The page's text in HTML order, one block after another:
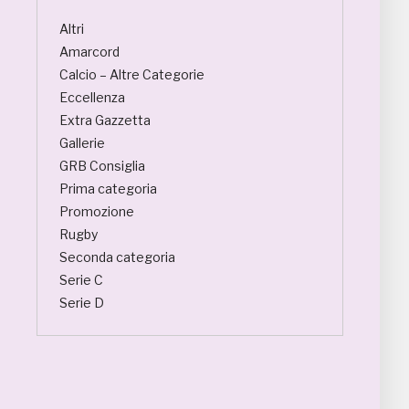
Altri
Amarcord
Calcio – Altre Categorie
Eccellenza
Extra Gazzetta
Gallerie
GRB Consiglia
Prima categoria
Promozione
Rugby
Seconda categoria
Serie C
Serie D